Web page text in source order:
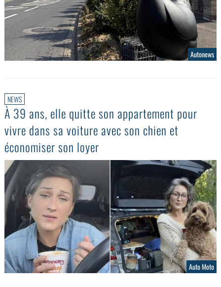
Autonews
NEWS
À 39 ans, elle quitte son appartement pour
vivre dans sa voiture avec son chien et
économiser son loyer
Auto Moto